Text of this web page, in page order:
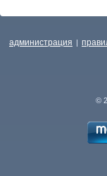
администрация |
©